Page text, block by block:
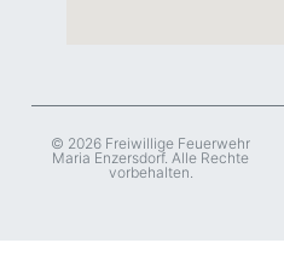
© 2026 Freiwillige Feuerwehr
Maria Enzersdorf. Alle Rechte
vorbehalten.